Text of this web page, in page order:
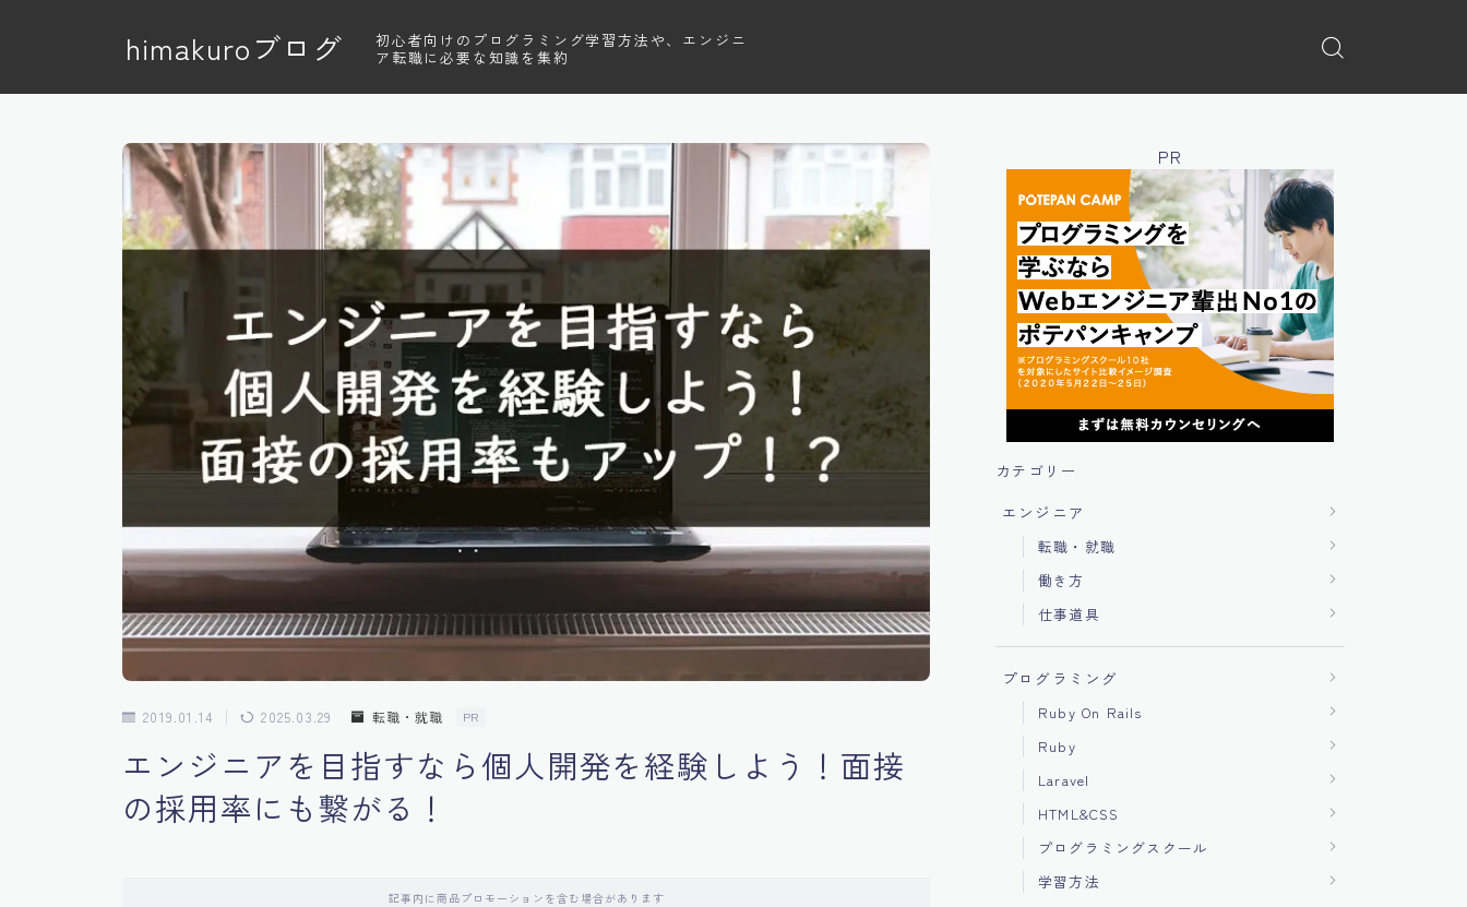
himakuroブログ
初心者向けのプログラミング学習方法や、エンジニ
ア転職に必要な知識を集約
2019.01.14 2025.03.29 転職・就職 PR
エンジニアを目指すなら個人開発を経験しよう！面接
の採用率にも繋がる！
記事内に商品プロモーションを含む場合があります
PR
カテゴリー
エンジニア
転職・就職
働き方
仕事道具
プログラミング
Ruby On Rails
Ruby
Laravel
HTML&CSS
プログラミングスクール
学習方法